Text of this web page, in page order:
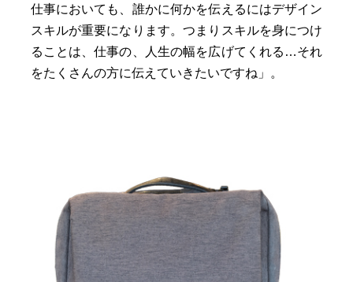
仕事においても、誰かに何かを伝えるにはデザイン
スキルが重要になります。つまりスキルを身につけ
ることは、仕事の、人生の幅を広げてくれる…それ
をたくさんの方に伝えていきたいですね」。